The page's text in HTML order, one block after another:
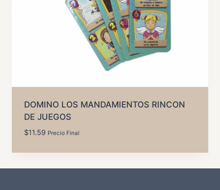
DOMINO LOS MANDAMIENTOS RINCON
DE JUEGOS
$11.59 Precio Final